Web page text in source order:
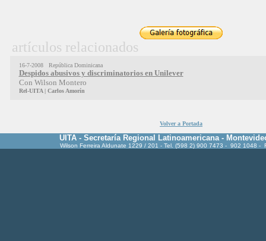
artículos relacionados
16-7-2008 República Dominicana
Despidos abusivos y discriminatorios en Unilever
Con Wilson Montero
Rel-UITA | Carlos Amorín
Volver a Portada
UITA - Secretaría Regional Latinoamericana -
Wilson Ferreira Aldunate 1229 / 201 - Tel. (598 2) 900 7473 - 902 1048 -